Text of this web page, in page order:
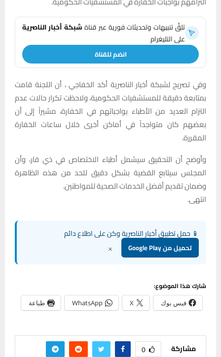
تلقَّ تنبيهات وتحديثات فورية عبر قناةشبكة أخبار الناصرية
على التليغرام
انضم للقناة
وفي تصريح لشبكة أخبار الناصرية أكد الخفاجي ، أن اللجنة قامت
بمتابعة دقيقة للمستشفيات الحكومية، ولاحظت تكرار حالات عدم
التزام العديد من الأطباء بواجباتهم في الخفارة، مشيراً إلى أن
بعضهم كان متواجداً في أماكن أخرى خلال ساعات الخفارة
المقررة.
وأوضح أن التحقيق سيشمل أطباء الاختصاص في ذي قار، وأن
المجلس سيتابع القضية بشكل دقيق للحد من هذه الظاهرة
وضمان تقديم أفضل الخدمات الصحية للمواطنين.
انتهى.
📱 حمل تطبيق أخبار الناصرية وكن على اطلاع دائم
تحميل من Google Play ×
شارك هذا الموضوع:
فيس بوك X
WhatsApp طباعة
مشاركة 0